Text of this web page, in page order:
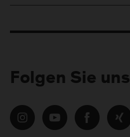
Folgen Sie uns